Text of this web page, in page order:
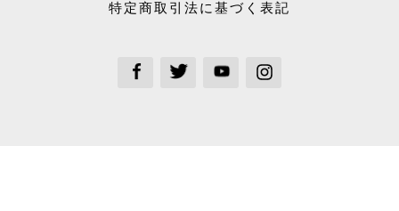
特定商取引法に基づく表記
See our FacebookSee our TwitterSee our Youtube channel
See our Instagram Plus